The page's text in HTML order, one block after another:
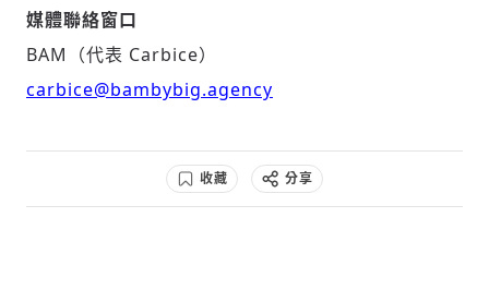
媒體聯絡窗口
BAM（代表 Carbice）
carbice@bambybig.agency
收藏 分享